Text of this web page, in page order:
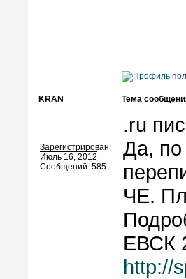
KRAN Тема
Зарегистрирован:
Июль 16, 2012
Сообщений: 585
.ru
Да,
ЧЕ.
ЕВСК
http://